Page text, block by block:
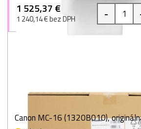
1 525,37 €
1 240,14 € bez DPH -
Canon MC-16 (1320B010),